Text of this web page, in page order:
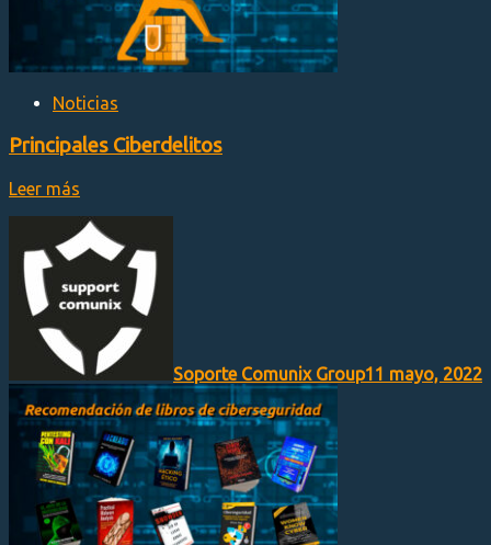
Noticias
Principales Ciberdelitos
Leer más
Soporte Comunix Group11 mayo, 2022